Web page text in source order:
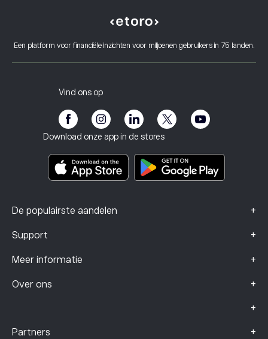
Een platform voor financiële inzichten voor miljoenen gebruikers in 75 landen.
Vind ons op
Download onze app in de stores
De populairste aandelen +
Caterpillar
Support +
Hoe u uw account kunt verifiëren
Kwetsbaarheid van de klant
Meer informatie +
Verantwoord handelen
Wat is hefboomwerking en marge
Kopen en verkopen uitgelegd
eToro Academie
Over ons +
eToro Reviews
Impressum
+
Regelgeving
Risicomelding
Algemene voorwaarden
Documenten met belangrijke informatie
Klachtengegevens (FCA-klanten)
Partners +
Affiliate programma
Beleggingsverzekering